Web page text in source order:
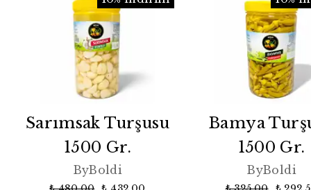
Sarımsak Turşusu
1500 Gr.
ByBoldi
Bamya
1500 Gr.
ByBoldi